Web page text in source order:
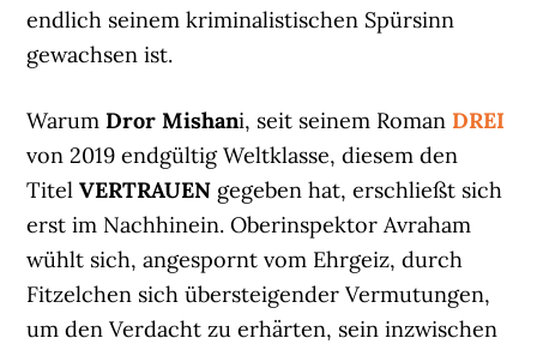
endlich seinem kriminalistischen Spürsinn
gewachsen ist.
WarumDror Mishani, seit seinem Roman DREI
von 2019 endgültig Weltklasse, diesem den
TitelVERTRAUEN gegeben hat, erschließt sich
erst im Nachhinein. Oberinspektor Avraham
wühlt sich, angespornt vom Ehrgeiz, durch
Fitzelchen sich übersteigender Vermutungen,
um den Verdacht zu erhärten, sein inzwischen